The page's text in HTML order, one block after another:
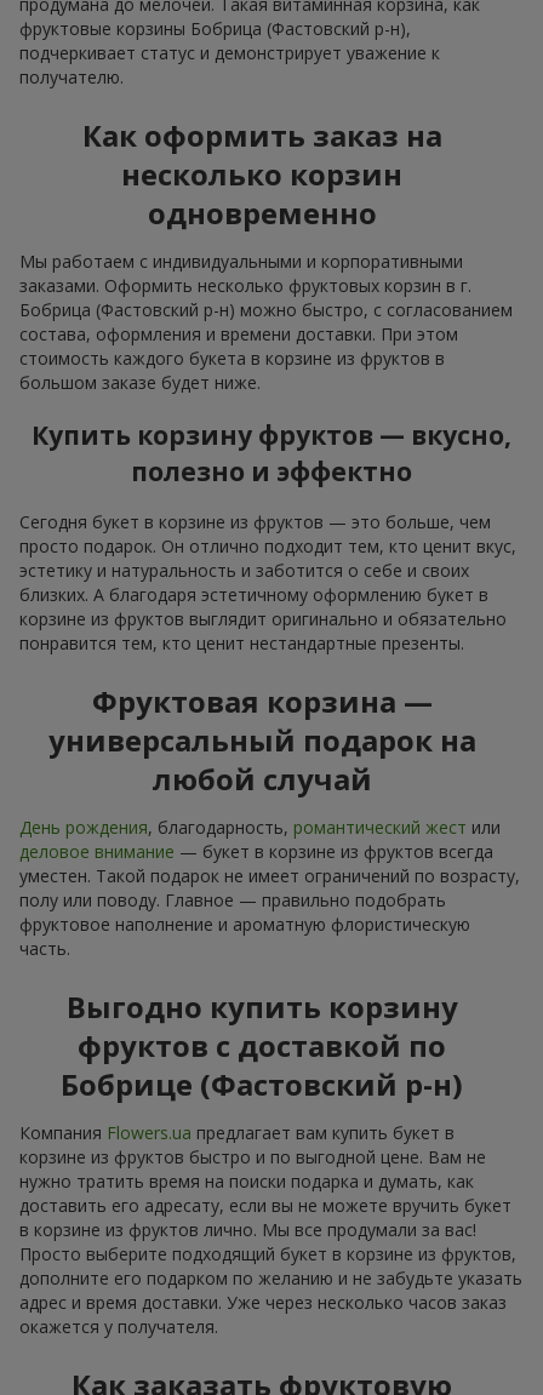
фруктовые корзины Бобрица (Фастовский р-н),
подчеркивает статус и демонстрирует уважение к
получателю.
Как оформить заказ на
несколько корзин
одновременно
Мы работаем с индивидуальными и корпоративными
заказами. Оформить несколько фруктовых корзин в г.
Бобрица (Фастовский р-н) можно быстро, с согласованием
состава, оформления и времени доставки. При этом
стоимость каждого букета в корзине из фруктов в
большом заказе будет ниже.
Купить корзину фруктов — вкусно,
полезно и эффектно
Сегодня букет в корзине из фруктов — это больше, чем
просто подарок. Он отлично подходит тем, кто ценит вкус,
эстетику и натуральность и заботится о себе и своих
близких. А благодаря эстетичному оформлению букет в
корзине из фруктов выглядит оригинально и обязательно
понравится тем, кто ценит нестандартные презенты.
Фруктовая корзина —
универсальный подарок на
любой случай
День рождения, благодарность, романтический жест или
деловое внимание — букет в корзине из фруктов всегда
уместен. Такой подарок не имеет ограничений по возрасту,
полу или поводу. Главное — правильно подобрать
фруктовое наполнение и ароматную флористическую
часть.
Выгодно купить корзину
фруктов с доставкой по
Бобрице (Фастовский р-н)
Компания Flowers.ua предлагает вам купить букет в
корзине из фруктов быстро и по выгодной цене. Вам не
нужно тратить время на поиски подарка и думать, как
доставить его адресату, если вы не можете вручить букет
в корзине из фруктов лично. Мы все продумали за вас!
Просто выберите подходящий букет в корзине из фруктов,
дополните его подарком по желанию и не забудьте указать
адрес и время доставки. Уже через несколько часов заказ
окажется у получателя.
Как заказать фруктовую